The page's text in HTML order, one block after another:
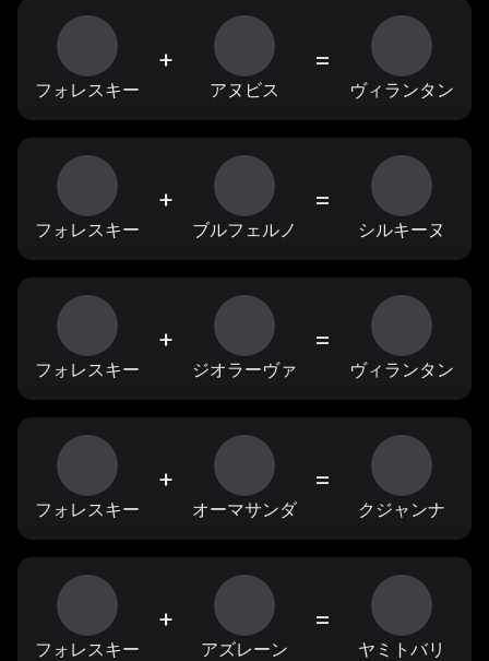
フォレスキー
+
アヌビス
=
ヴィランタン
フォレスキー
+
ブルフェルノ
=
シルキーヌ
フォレスキー
+
ジオラーヴァ
=
ヴィランタン
フォレスキー
+
オーマサンダ
=
クジャンナ
フォレスキー
+
アズレーン
=
ヤミトバリ